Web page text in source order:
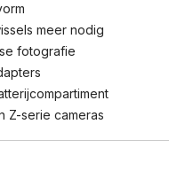
meer nodig
fotografie
Z-serie cameras